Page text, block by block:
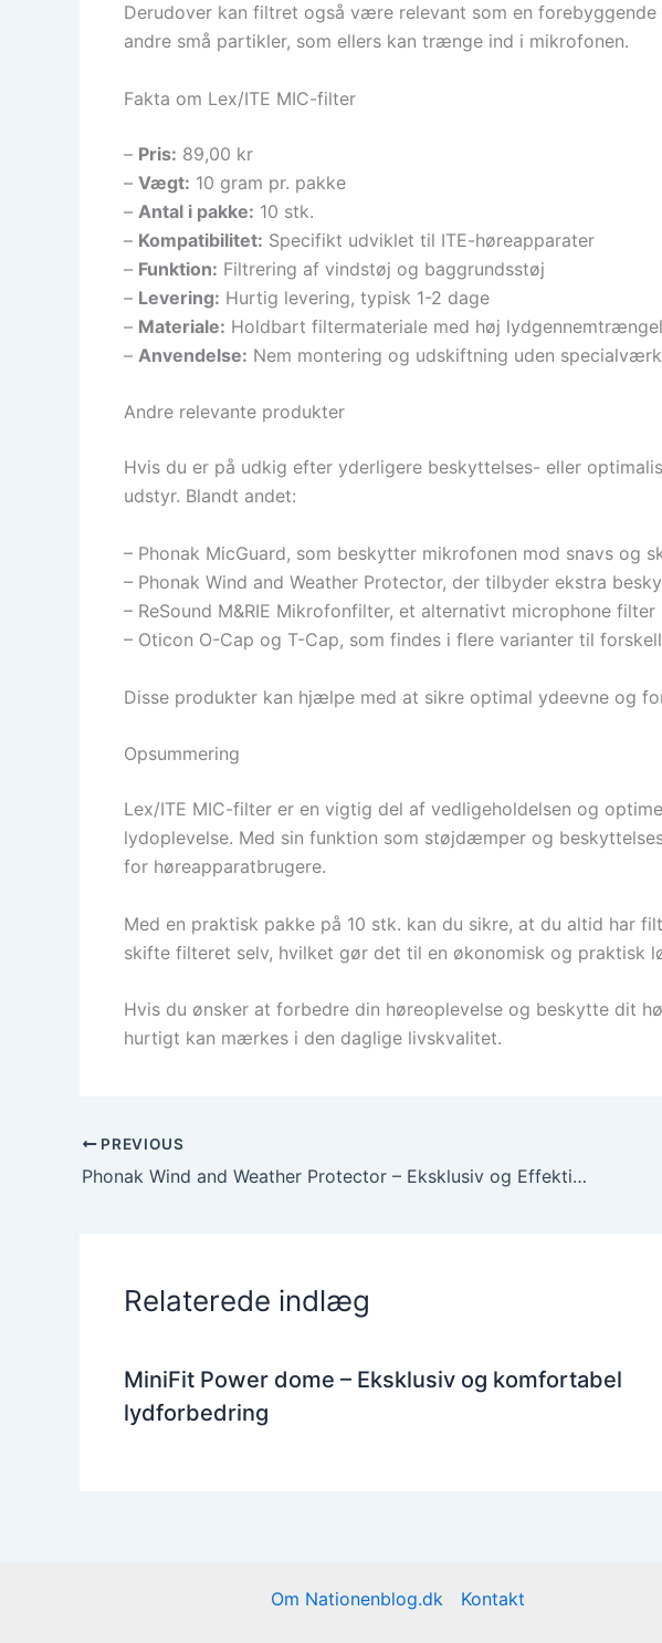
Derudover kan filtret også være relevant som en
andre små partikler, som ellers kan trænge ind i mikrofonen.
Fakta om Lex/ITE MIC-filter
– Pris: 89,00 kr
– Vægt: 10 gram pr. pakke
– Antal i pakke: 10 stk.
– Kompatibilitet: Specifikt udviklet til ITE-høreapparater
– Funktion: Filtrering af vindstøj og baggrundsstøj
– Levering: Hurtig levering, typisk 1-2 dage
– Materiale: Holdbart filtermateriale med høj
– Anvendelse: Nem montering og udskiftning uden
Andre relevante produkter
Hvis du er på udkig efter yderligere beskyttelses- eller
udstyr. Blandt andet:
– Phonak MicGuard, som beskytter mikrofonen mod snavs og
– Phonak Wind and Weather Protector, der tilbyder ekstra
– ReSound M&RIE Mikrofonfilter, et alternativt microphone
– Oticon O-Cap og T-Cap, som findes i flere varianter til
Disse produkter kan hjælpe med at sikre optimal ydeevne og
Opsummering
Lex/ITE MIC-filter er en vigtig del af vedligeholdelsen og
lydoplevelse. Med sin funktion som støjdæmper og
for høreapparatbrugere.
Med en praktisk pakke på 10 stk. kan du sikre, at du altid har
skifte filteret selv, hvilket gør det til en økonomisk og praktisk
Hvis du ønsker at forbedre din høreoplevelse og beskytte dit
hurtigt kan mærkes i den daglige livskvalitet.
PREVIOUS
Phonak Wind and Weather Protector – Eksklusiv og Effektiv Beskyttelse
Relaterede indlæg
MiniFit Power dome – Eksklusiv og komfortabel
lydforbedring
Om Nationenblog.dk Kontakt